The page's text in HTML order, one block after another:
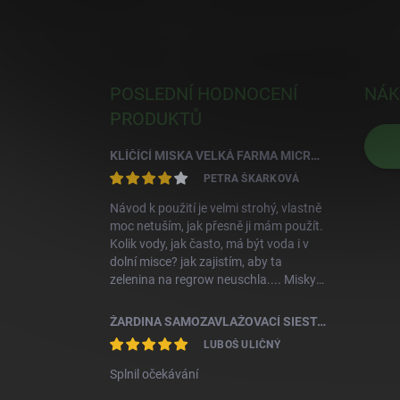
POSLEDNÍ HODNOCENÍ
PRODUKTŮ
KLÍČÍCÍ MISKA VELKÁ FARMA MICROGREENS+REGROW - SLONOVÁ KOST
PETRA ŠKARKOVÁ
Návod k použití je velmi strohý, vlastně
moc netuším, jak přesně ji mám použít.
Kolik vody, jak často, má být voda i v
dolní misce? jak zajistím, aby ta
zelenina na regrow neuschla.... Misky
první semínka
ŽARDINA SAMOZAVLAŽOVACÍ SIESTA 25 TERAKOTA S KOV.ZÁV.
LUBOŠ ULIČNÝ
Splnil očekávání